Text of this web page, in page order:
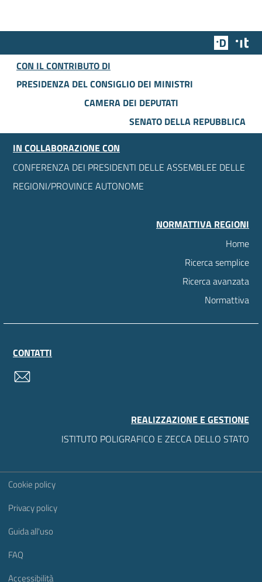
Team
CON IL CONTRIBUTO DI
PRESIDENZA DEL CONSIGLIO DEI MINISTRI
CAMERA DEI DEPUTATI
SENATO DELLA REPUBBLICA
IN COLLABORAZIONE CON
CONFERENZA DEI PRESIDENTI DELLE ASSEMBLEE DELLE
REGIONI/PROVINCE AUTONOME
NORMATTIVA REGIONI
Home
Ricerca semplice
Ricerca avanzata
Normattiva
CONTATTI
REALIZZAZIONE E GESTIONE
ISTITUTO POLIGRAFICO E ZECCA DELLO STATO
Sezione Link Utili
Cookie policy
Privacy policy
Guida all'uso
FAQ
Accessibilità